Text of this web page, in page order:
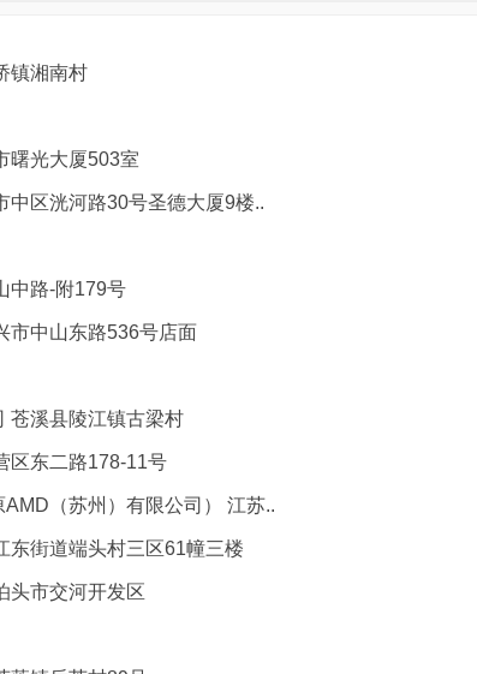
镇湘南村
曙光大厦503室
中区洸河路30号圣德大厦9楼..
中路-附179号
市中山东路536号店面
苍溪县陵江镇古梁村
区东二路178-11号
（苏州）有限公司） 江苏..
东街道端头村三区61幢三楼
头市交河开发区